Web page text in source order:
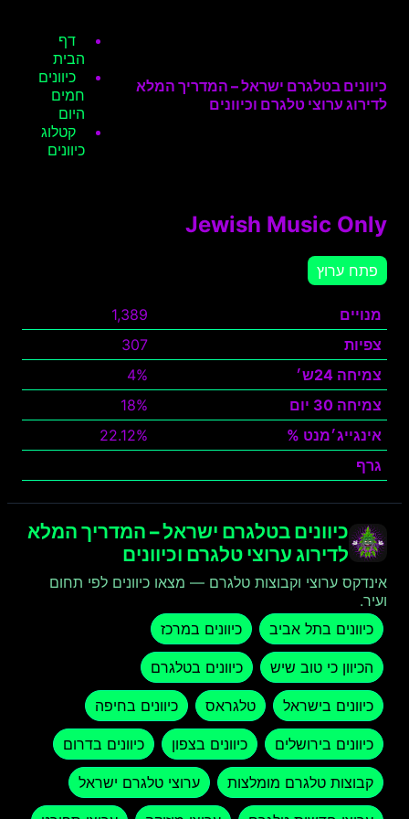
כיוונים בטלגרם ישראל – המדריך המלא
לדירוג ערוצי טלגרם וכיוונים
דף
הבית
כיוונים
חמים
היום
קטלוג
כיוונים
Jewish Music Only
פתח ערוץ
מנויים
1,389
צפיות
307
צמיחה 24ש׳
4%
צמיחה 30 יום
18%
אינגייג׳מנט %
22.12%
גרף
כיוונים בטלגרם ישראל – המדריך המלא
לדירוג ערוצי טלגרם וכיוונים
אינדקס ערוצי וקבוצות טלגרם — מצאו כיוונים לפי תחום
ועיר.
כיוונים בתל אביב
כיוונים במרכז
הכיוון כי טוב שיש כיוונים בטלגרם
כיוונים בישראל טלגראס כיוונים בחיפה
כיוונים בירושלים כיוונים בצפון כיוונים בדרום
קבוצות טלגרם מומלצות ערוצי טלגרם ישראל